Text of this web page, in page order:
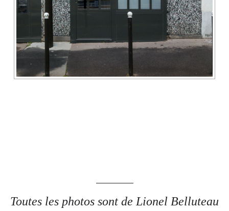
Toutes les photos sont de Lionel Belluteau